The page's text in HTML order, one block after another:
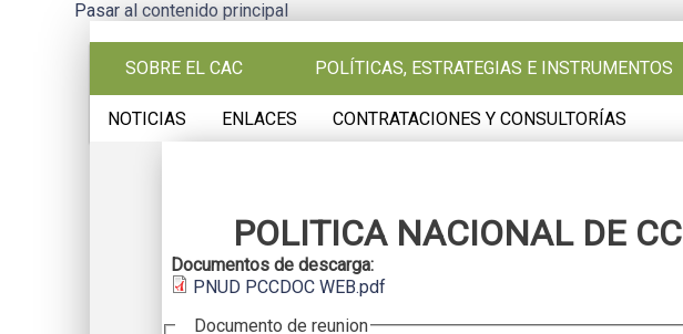
Pasar al contenido principal
SOBRE EL CAC POLÍTICAS, ESTRATEGIAS E INSTRUMENTOS
NOTICIAS ENLACES CONTRATACIONES Y CONSULTORÍAS
POLITICA NACIONAL DE CC
Documentos de descarga:
PNUD PCCDOC WEB.pdf
Documento de reunion